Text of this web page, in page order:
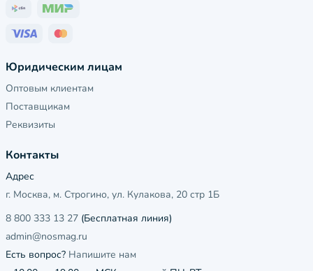
Юридическим лицам
Оптовым клиентам
Поставщикам
Реквизиты
Контакты
Адрес
г. Москва, м. Строгино, ул. Кулакова, 20 стр 1Б
8 800 333 13 27 (Бесплатная линия)
admin@nosmag.ru
Есть вопрос? Напишите нам